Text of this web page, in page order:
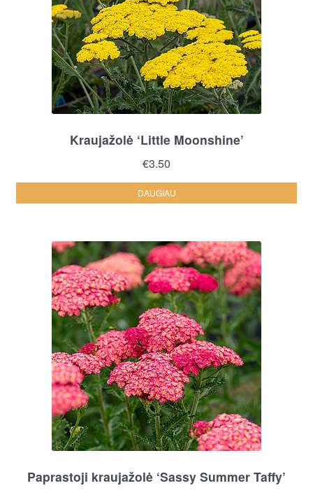
Kraujažolė ‘Little Moonshine’
€3.50
DAUGIAU
Paprastoji kraujažolė ‘Sassy Summer Taffy’